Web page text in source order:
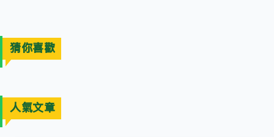
猜你喜歡
人氣文章